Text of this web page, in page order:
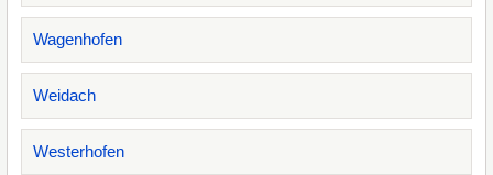
Wagenhofen
Weidach
Westerhofen